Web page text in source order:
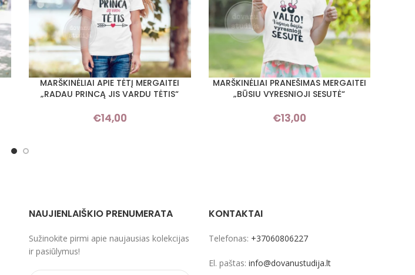
PASIRINKTI SAVYBES
MARŠKINĖLIAI APIE TĖTĮ MERGAITEI
„RADAU PRINCĄ JIS VARDU TĖTIS“
€14,00
PASIRINKTI SAVYBES
MARŠKINĖLIAI PRANEŠIMAS MERGAITEI
„BŪSIU VYRESNIOJI SESUTĖ“
€13,00
NAUJIENLAIŠKIO PRENUMERATA
Sužinokite pirmi apie naujausias kolekcijas
ir pasiūlymus!
KONTAKTAI
Telefonas: +37060806227
El. paštas: info@dovanustudija.lt